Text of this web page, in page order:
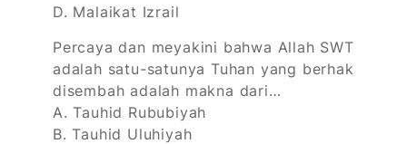
D. Malaikat Izrail
Percaya dan meyakini bahwa Allah SWT
adalah satu-satunya Tuhan yang berhak
disembah adalah makna dari…
A. Tauhid Rububiyah
B. Tauhid Uluhiyah